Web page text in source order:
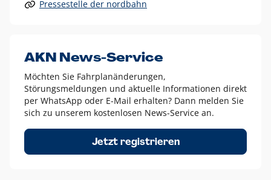
Alle anderen Logo-Varianten dürfen nur in Ausnahmefällen
Diese Ausnahmen sind zum Beispiel:
dem AKN Blau,
weißes Logo auf Fotohintergründen,
schwarzes Logo für reine Schwarz-Weiß-Umsetzungen
Um das Logo herum muss ein Schutzraum von jeweils einer
Höhe bzw. Breite des N aus AKN in alle Richtungen
Pressestelle der nordbahn
AKN News-Service
Möchten Sie Fahrplanänderungen,
Störungsmeldungen und aktuelle Informationen direkt
per WhatsApp oder E-Mail erhalten? Dann melden Sie
sich zu unserem kostenlosen News-Service an.
Jetzt registrieren